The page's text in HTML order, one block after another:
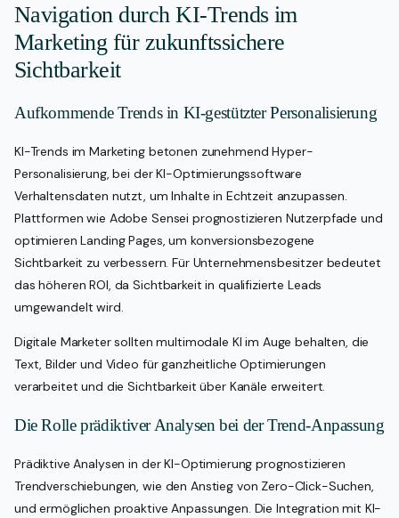
Navigation durch KI-Trends im
Marketing für zukunftssichere
Sichtbarkeit
Aufkommende Trends in KI-gestützter Personalisierung
KI-Trends im Marketing betonen zunehmend Hyper-
Personalisierung, bei der KI-Optimierungssoftware
Verhaltensdaten nutzt, um Inhalte in Echtzeit anzupassen.
Plattformen wie Adobe Sensei prognostizieren Nutzerpfade und
optimieren Landing Pages, um konversionsbezogene
Sichtbarkeit zu verbessern. Für Unternehmensbesitzer bedeutet
das höheren ROI, da Sichtbarkeit in qualifizierte Leads
umgewandelt wird.
Digitale Marketer sollten multimodale KI im Auge behalten, die
Text, Bilder und Video für ganzheitliche Optimierungen
verarbeitet und die Sichtbarkeit über Kanäle erweitert.
Die Rolle prädiktiver Analysen bei der Trend-Anpassung
Prädiktive Analysen in der KI-Optimierung prognostizieren
Trendverschiebungen, wie den Anstieg von Zero-Click-Suchen,
und ermöglichen proaktive Anpassungen. Die Integration mit KI-